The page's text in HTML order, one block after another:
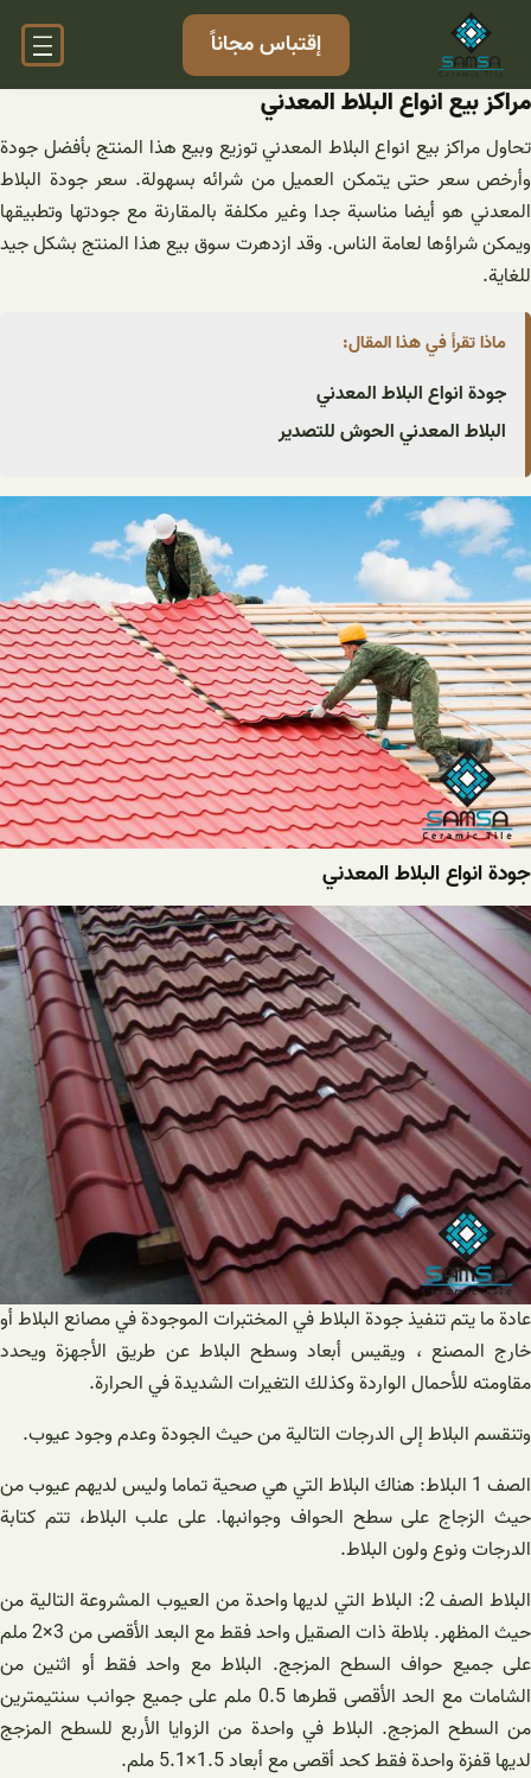
المحتوى
إقتباس مجاناً
مراکز بیع انواع البلاط المعدني
تحاول مراکز بیع انواع البلاط المعدني توزيع وبيع هذا المنتج بأفضل جودة
وأرخص سعر حتى يتمكن العميل من شرائه بسهولة. سعر جودة البلاط
المعدني هو أيضا مناسبة جدا وغير مكلفة بالمقارنة مع جودتها وتطبيقها
ويمكن شراؤها لعامة الناس. وقد ازدهرت سوق بيع هذا المنتج بشكل جيد
للغاية.
ماذا تقرأ في هذا المقال:
جودة انواع البلاط المعدني
البلاط المعدني الحوش للتصدیر
جودة انواع البلاط المعدني
عادة ما يتم تنفيذ جودة البلاط في المختبرات الموجودة في مصانع البلاط أو
خارج المصنع ، ويقيس أبعاد وسطح البلاط عن طريق الأجهزة ويحدد
مقاومته للأحمال الواردة وكذلك التغيرات الشديدة في الحرارة.
وتنقسم البلاط إلى الدرجات التالية من حيث الجودة وعدم وجود عيوب.
الصف 1 البلاط: هناك البلاط التي هي صحية تماما وليس لديهم عيوب من
حيث الزجاج على سطح الحواف وجوانبها. على علب البلاط، تتم كتابة
الدرجات ونوع ولون البلاط.
البلاط الصف 2: البلاط التي لديها واحدة من العيوب المشروعة التالية من
حيث المظهر. بلاطة ذات الصقيل واحد فقط مع البعد الأقصى من 3×2 ملم
على جميع حواف السطح المزجج. البلاط مع واحد فقط أو اثنين من
الشامات مع الحد الأقصى قطرها 0.5 ملم على جميع جوانب سنتيمترين
من السطح المزجج. البلاط في واحدة من الزوايا الأربع للسطح المزجج
لديها قفزة واحدة فقط كحد أقصى مع أبعاد 1.5×5.1 ملم.